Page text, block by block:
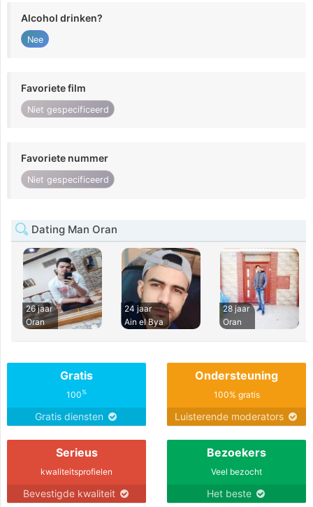
Alcohol drinken?
Nee
Favoriete film
Niet gespecificeerd
Favoriete nummer
Niet gespecificeerd
Dating Man Oran
26 jaar
Oran
24 jaar
Ain el Bya
28 jaar
Oran
Gratis
100%
Gratis diensten
Ondersteuning
100% gratis
Luisterende moderators
Serieus
kwaliteitsprofielen
Bevestigde kwaliteit
Bezoekers
Veel bezocht
Het beste